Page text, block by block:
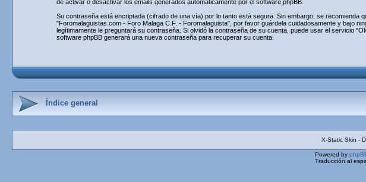
de activar o desactivar los emails generados automáticamente por el software phpBB.
Su contraseña está encriptada (cifrado de una vía) por lo tanto está segura. Sin embargo, se
"Foromalaguistas.com - Foro Malaga C.F. - Foromalaguista", por favor guárdela cuidadosamente y bajo
legítimamente le preguntará su contraseña. Si olvidó la contraseña de su cuenta, puede usar el servicio
software phpBB generará una nueva contraseña para recuperar su cuenta.
Índice general
X-Static Skin -
Powered by
Traducción al